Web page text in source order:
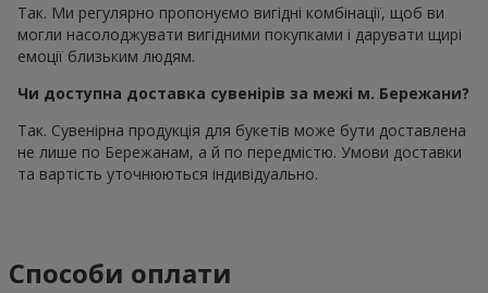
Так. Ми регулярно пропонуємо вигідні комбінації, щоб ви
могли насолоджувати вигідними покупками і дарувати щирі
емоції близьким людям.
Чи доступна доставка сувенірів за межі м. Бережани?
Так. Сувенірна продукція для букетів може бути доставлена
не лише по Бережанам, а й по передмістю. Умови доставки
та вартість уточнюються індивідуально.
Способи оплати